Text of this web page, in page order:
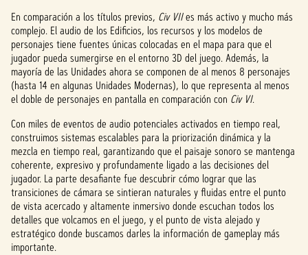
En comparación a los títulos previos, Civ VIIes más activo y mucho más
complejo. El audio de los Edificios, los recursos y los modelos de
personajes tiene fuentes únicas colocadas en el mapa para que el
jugador pueda sumergirse en el entorno 3D del juego. Además, la
mayoría de las Unidades ahora se componen de al menos 8 personajes
(hasta 14 en algunas Unidades Modernas), lo que representa al menos
el doble de personajes en pantalla en comparación con Civ VI.
Con miles de eventos de audio potenciales activados en tiempo real,
construimos sistemas escalables para la priorización dinámica y la
mezcla en tiempo real, garantizando que el paisaje sonoro se mantenga
coherente, expresivo y profundamente ligado a las decisiones del
jugador. La parte desafiante fue descubrir cómo lograr que las
transiciones de cámara se sintieran naturales y fluidas entre el punto
de vista acercado y altamente inmersivo donde escuchan todos los
detalles que volcamos en el juego, y el punto de vista alejado y
estratégico donde buscamos darles la información de gameplay más
importante.